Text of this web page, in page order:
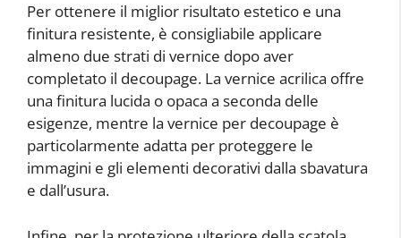
Per ottenere il miglior risultato estetico e una
finitura resistente, è consigliabile applicare
almeno due strati di vernice dopo aver
completato il decoupage. La vernice acrilica offre
una finitura lucida o opaca a seconda delle
esigenze, mentre la vernice per decoupage è
particolarmente adatta per proteggere le
immagini e gli elementi decorativi dalla sbavatura
e dall’usura.